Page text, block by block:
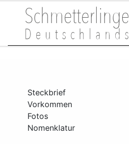
Steckbrief
Vorkommen
Fotos
Nomenklatur